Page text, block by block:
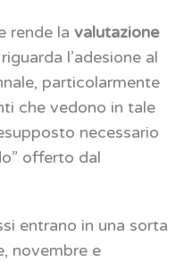
rende la valutazione
l’adesione al
particolarmente
che vedono in tale
necessario
offerto dal
entrano in una sorta
novembre e